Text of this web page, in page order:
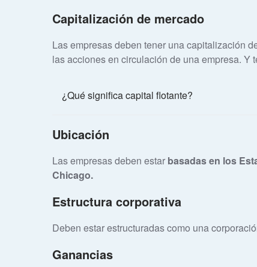
Capitalización de mercado
Las empresas deben tener una capitalización
las acciones en circulación de una empresa. Y
¿Qué significa capital flotante?
Ubicación
Las empresas deben estar basadas en los
Chicago.
Estructura corporativa
Deben estar estructuradas como una
Ganancias